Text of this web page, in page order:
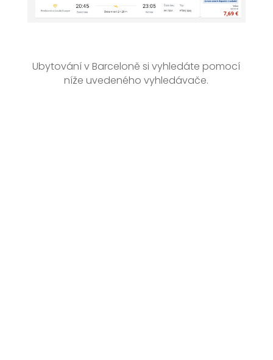
Ubytování v Barceloně si vyhledáte pomocí
níže uvedeného vyhledávače.